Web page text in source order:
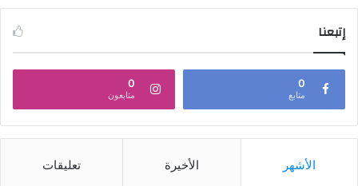
إتبعنا
0
متابع
0
متابعون
الأشهر الأخيرة تعليقات